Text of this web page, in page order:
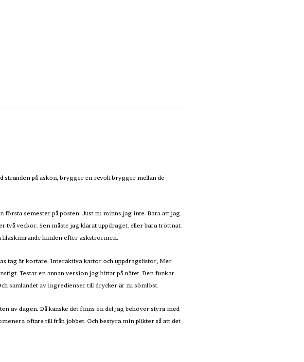
stranden på askön, brygger en revolt brygger mellan de
semester på posten. Just nu minns jag inte. Bara att jag
två veckor. Sen måste jag klarat uppdraget, eller bara tröttnat.
himlen efter askstrormen.
tag är kortare. Interaktiva kartor och uppdragslistor, Mer
Testar en annan version jag hittar på nätet. Den funkar
samlandet av ingredienser till drycker är nu sömlöst.
av dagen. Då kanske det finns en del jag behöver styra med
oftare till från jobbet. Och bestyra min plikter så att det